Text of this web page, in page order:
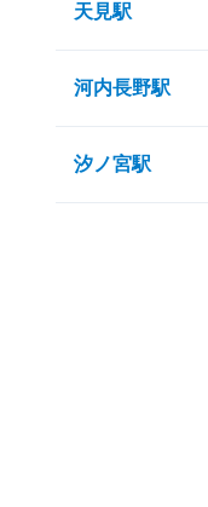
天見駅
河内長野駅
汐ノ宮駅